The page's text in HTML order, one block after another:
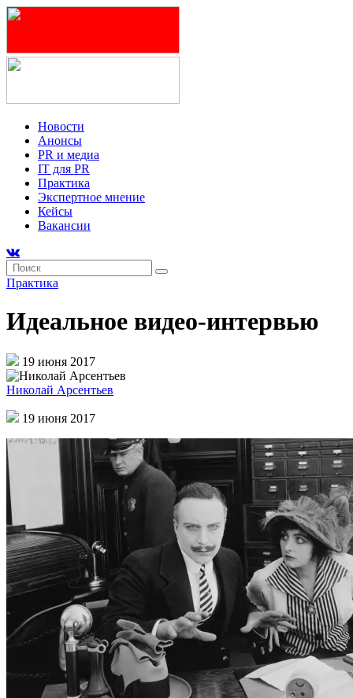
Новости
Анонсы
PR и медиа
IT для PR
Практика
Экспертное мнение
Кейсы
Вакансии
Практика
Идеальное видео-интервью
19 июня 2017
Николай Арсентьев
19 июня 2017